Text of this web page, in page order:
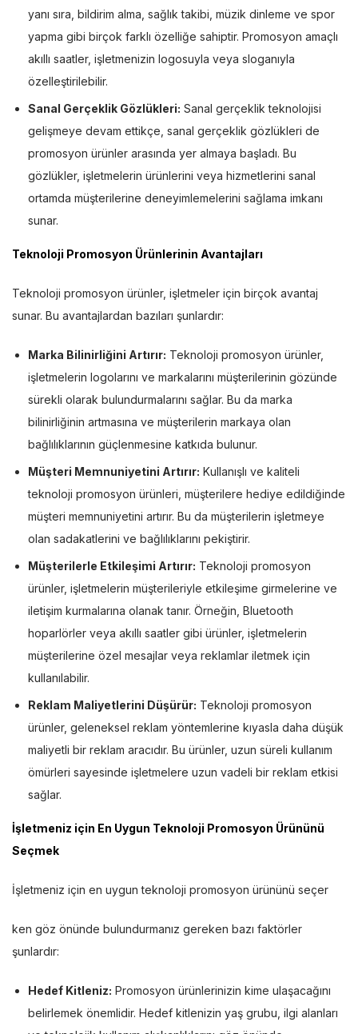
yanı sıra, bildirim alma, sağlık takibi, müzik dinleme ve spor
yapma gibi birçok farklı özelliğe sahiptir. Promosyon amaçlı
akıllı saatler, işletmenizin logosuyla veya sloganıyla
özelleştirilebilir.
Sanal Gerçeklik Gözlükleri: Sanal gerçeklik teknolojisi
gelişmeye devam ettikçe, sanal gerçeklik gözlükleri de
promosyon ürünler arasında yer almaya başladı. Bu
gözlükler, işletmelerin ürünlerini veya hizmetlerini sanal
ortamda müşterilerine deneyimlemelerini sağlama imkanı
sunar.
Teknoloji Promosyon Ürünlerinin Avantajları
Teknoloji promosyon ürünler, işletmeler için birçok avantaj
sunar. Bu avantajlardan bazıları şunlardır:
Marka Bilinirliğini Artırır: Teknoloji promosyon ürünler,
işletmelerin logolarını ve markalarını müşterilerinin gözünde
sürekli olarak bulundurmalarını sağlar. Bu da marka
bilinirliğinin artmasına ve müşterilerin markaya olan
bağlılıklarının güçlenmesine katkıda bulunur.
Müşteri Memnuniyetini Artırır: Kullanışlı ve kaliteli
teknoloji promosyon ürünleri, müşterilere hediye edildiğinde
müşteri memnuniyetini artırır. Bu da müşterilerin işletmeye
olan sadakatlerini ve bağlılıklarını pekiştirir.
Müşterilerle Etkileşimi Artırır: Teknoloji promosyon
ürünler, işletmelerin müşterileriyle etkileşime girmelerine ve
iletişim kurmalarına olanak tanır. Örneğin, Bluetooth
hoparlörler veya akıllı saatler gibi ürünler, işletmelerin
müşterilerine özel mesajlar veya reklamlar iletmek için
kullanılabilir.
Reklam Maliyetlerini Düşürür: Teknoloji promosyon
ürünler, geleneksel reklam yöntemlerine kıyasla daha düşük
maliyetli bir reklam aracıdır. Bu ürünler, uzun süreli kullanım
ömürleri sayesinde işletmelere uzun vadeli bir reklam etkisi
sağlar.
İşletmeniz için En Uygun Teknoloji Promosyon Ürününü
Seçmek
İşletmeniz için en uygun teknoloji promosyon ürününü seçer
ken göz önünde bulundurmanız gereken bazı faktörler
şunlardır:
Hedef Kitleniz: Promosyon ürünlerinizin kime ulaşacağını
belirlemek önemlidir. Hedef kitlenizin yaş grubu, ilgi alanları